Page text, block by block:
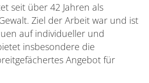
seit über 42 Jahren als
Ziel der Arbeit war und ist
auf individueller und
insbesondere die
Angebot für